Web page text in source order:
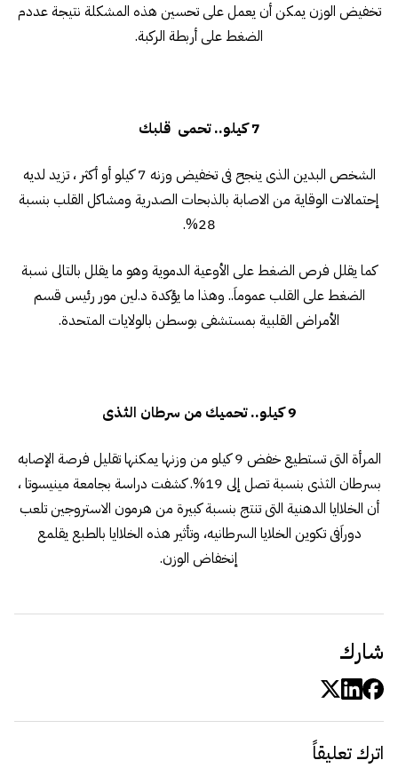
تخفيض الوزن يمكن أن يعمل على تحسين هذه المشكلة نتيجة عددم
الضغط على أربطة الركبة.
7 كيلو.. تحمى قلبك
الشخص البدين الذى ينجح فى تخفيض وزنه 7 كيلو أو أكثر ، تزيد لديه
إحتمالات الوقاية من الاصابة بالذبحات الصدرية ومشاكل القلب بنسبة
28%.
كما يقلل فرص الضغط على الأوعية الدموية وهو ما يقلل بالتالى نسبة
الضغط على القلب عموماَ.. وهذا ما يؤكدة د.لين مور رئيس قسم
الأمراض القلبية بمستشفى بوسطن بالولايات المتحدة.
9 كيلو.. تحميك من سرطان الثذى
المرأة التى تستطيع خفض 9 كيلو من وزنها يمكنها تقليل فرصة الإصابه
بسرطان الثذى بنسبة تصل إلى 19%. كشفت دراسة بجامعة مينيسوتا ،
أن الخلاايا الدهنية التى تنتج بنسبة كبيرة من هرمون الاستروجين تلعب
دوراَفى تكوين الخلايا السرطانيه، وتأثير هذه الخلاايا بالطبع يقلمع
إنخفاض الوزن.
شارك
اترك تعليقاً